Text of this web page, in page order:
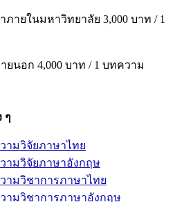
ยในมหาวิทยาลัย 3,000 บาท / 1
นอก 4,000 บาท / 1 บทความ
ๆ
วามวิจัยภาษาไทย
วามวิจัยภาษาอังกฤษ
วามวิชาการภาษาไทย
วามวิชาการภาษาอังกฤษ